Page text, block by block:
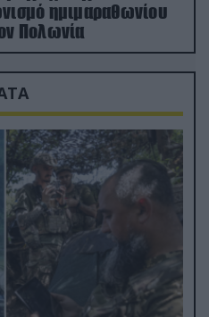
ημιμαραθωνίου
Πολωνία